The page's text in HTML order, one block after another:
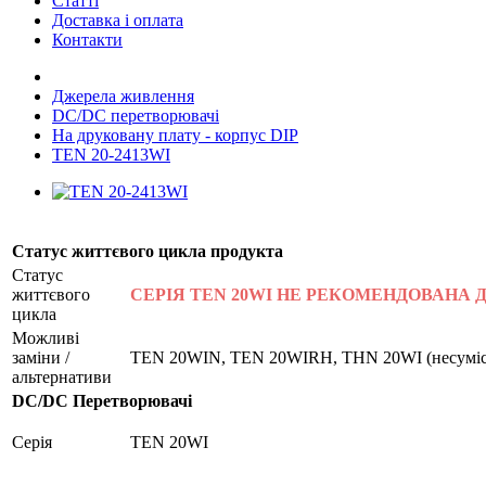
Доставка і оплата
Контакти
Джерела живлення
DC/DC перетворювачі
На друковану плату - корпус DIP
TEN 20-2413WI
Статус життєвого цикла продукта
Статус
життєвого
цикла
СЕРІЯ TEN 20WI НЕ РЕКОМЕНДОВАНА
Можливі
заміни /
альтернативи
TEN 20WIN, TEN 20WIRH, THN 20WI
DC/DC Перетворювачі
Серія TEN 20WI